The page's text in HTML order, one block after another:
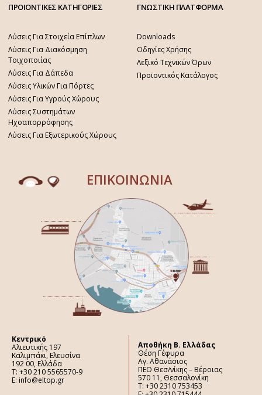
ΠΡΟΙΟΝΤΙΚΕΣ ΚΑΤΗΓΟΡΙΕΣ
Λύσεις Για Στοιχεία Επίπλων
Λύσεις Για Διακόσμηση
Τοιχοποιίας
Λύσεις Για Δάπεδα
Λύσεις Υλικών Για Πόρτες
Λύσεις Για Υγρούς Χώρους
Λύσεις Συστημάτων
Ηχοαπορρόφησης
Λύσεις Για Εξωτερικούς Χώρους
ΓΝΩΣΤΙΚΗ ΠΛΑΤΦΟΡΜΑ
Downloads
Οδηγίες Χρήσης
Λεξικό Τεχνικών Όρων
Προϊοντικός Κατάλογος
ΕΠΙΚΟΙΝΩΝΙΑ
Κεντρικό
Αλιευτικής 197
Καλιμπάκι, Ελευσίνα
192 00, Ελλάδα
Τ: +30 210 5565570-9
E: info@eltop.gr
Aποθήκη Β. Ελλάδας
Θέση Γέφυρα
Αγ. Αθανάσιος
ΠΕΟ Θεσ/νίκης – Βέροιας
570 11, Θεσσαλονίκη
Τ: +30 2310 753453